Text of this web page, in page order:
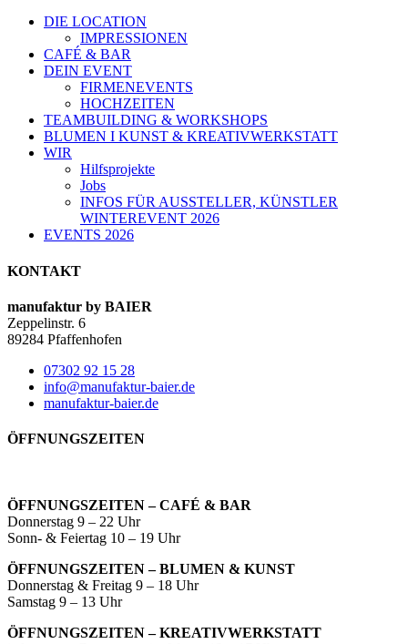
DIE LOCATION
IMPRESSIONEN
CAFÉ & BAR
DEIN EVENT
FIRMENEVENTS
HOCHZEITEN
TEAMBUILDING & WORKSHOPS
BLUMEN I KUNST & KREATIVWERKSTATT
WIR
Hilfsprojekte
Jobs
INFOS FÜR AUSSTELLER, KÜNSTLER
WINTEREVENT 2026
EVENTS 2026
KONTAKT
manufaktur by BAIER
Zeppelinstr. 6
89284 Pfaffenhofen
07302 92 15 28
info@manufaktur-baier.de
manufaktur-baier.de
ÖFFNUNGSZEITEN
ÖFFNUNGSZEITEN – CAFÉ & BAR
Donnerstag 9 – 22 Uhr
Sonn- & Feiertag 10 – 19 Uhr
ÖFFNUNGSZEITEN – BLUMEN & KUNST
Donnerstag & Freitag 9 – 18 Uhr
Samstag 9 – 13 Uhr
ÖFFNUNGSZEITEN – KREATIVWERKSTATT